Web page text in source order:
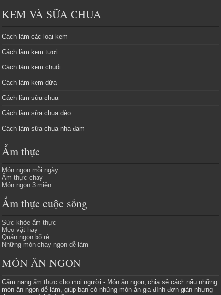
KEM VÀ SỮA CHUA
Cách làm các loại kem
Cách làm kem tươi
Cách làm kem chuối
Cách làm kem dừa
Cách làm sữa chua
Cách làm sữa chua dẻo
Cách làm sữa chua nha đam
Ẩm thực
Món ngon mỗi ngày
Ẩm thực chay
Món ngon 3 miền
Ẩm thực cuộc sống
Sức khỏe ẩm thực
Mẹo vặt hay
Quán ngon bổ rẻ
Những món chay ngon dễ làm
MÓN ĂN NGON
Cẩm nangẩm thực cho mọi người - Món ăn ngon, chia sẻ cách nấu những
món ăn ngon dễ làm, giúp bạn có những món ăn gia đình đơn giản nhưng